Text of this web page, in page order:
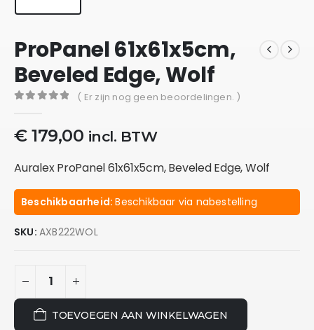
ProPanel 61x61x5cm,
Beveled Edge, Wolf
( Er zijn nog geen beoordelingen. )
€179,00 incl. BTW
Auralex ProPanel 61x61x5cm, Beveled Edge, Wolf
Beschikbaarheid:Beschikbaar via nabestelling
SKU: AXB222WOL
TOEVOEGEN AAN WINKELWAGEN